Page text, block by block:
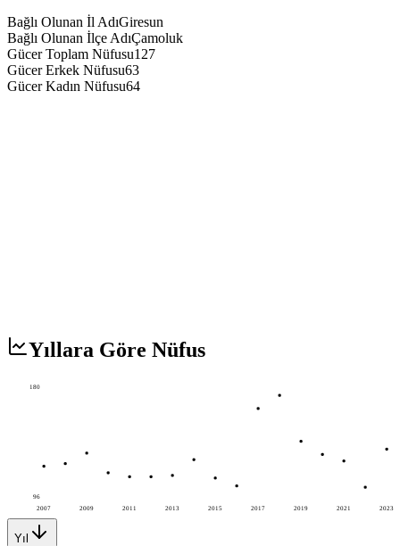
Bağlı Olunan İl AdıGiresun
Bağlı Olunan İlçe AdıÇamoluk
Gücer Toplam Nüfusu127
Gücer Erkek Nüfusu63
Gücer Kadın Nüfusu64
Yıllara Göre Nüfus
2007 2009 2011 2013 2015 2017 2019 2021 2023
180
96
Yıl